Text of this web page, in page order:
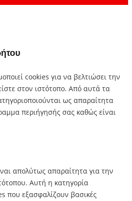
cookies για να βελτιώσει την
στον ιστότοπο. Από αυτά τα
ως απαραίτητα
περιήγησής σας καθώς είναι
απολύτως απαραίτητα για την
Αυτή η κατηγορία
που εξασφαλίζουν βασικές